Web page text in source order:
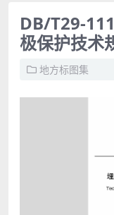
DB/T29-
极保护技术
地方标图集